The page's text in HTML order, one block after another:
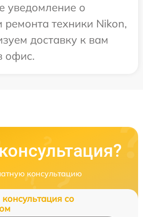
уведомление о
техники Nikon,
доставку к вам
офис.
консультацию
со